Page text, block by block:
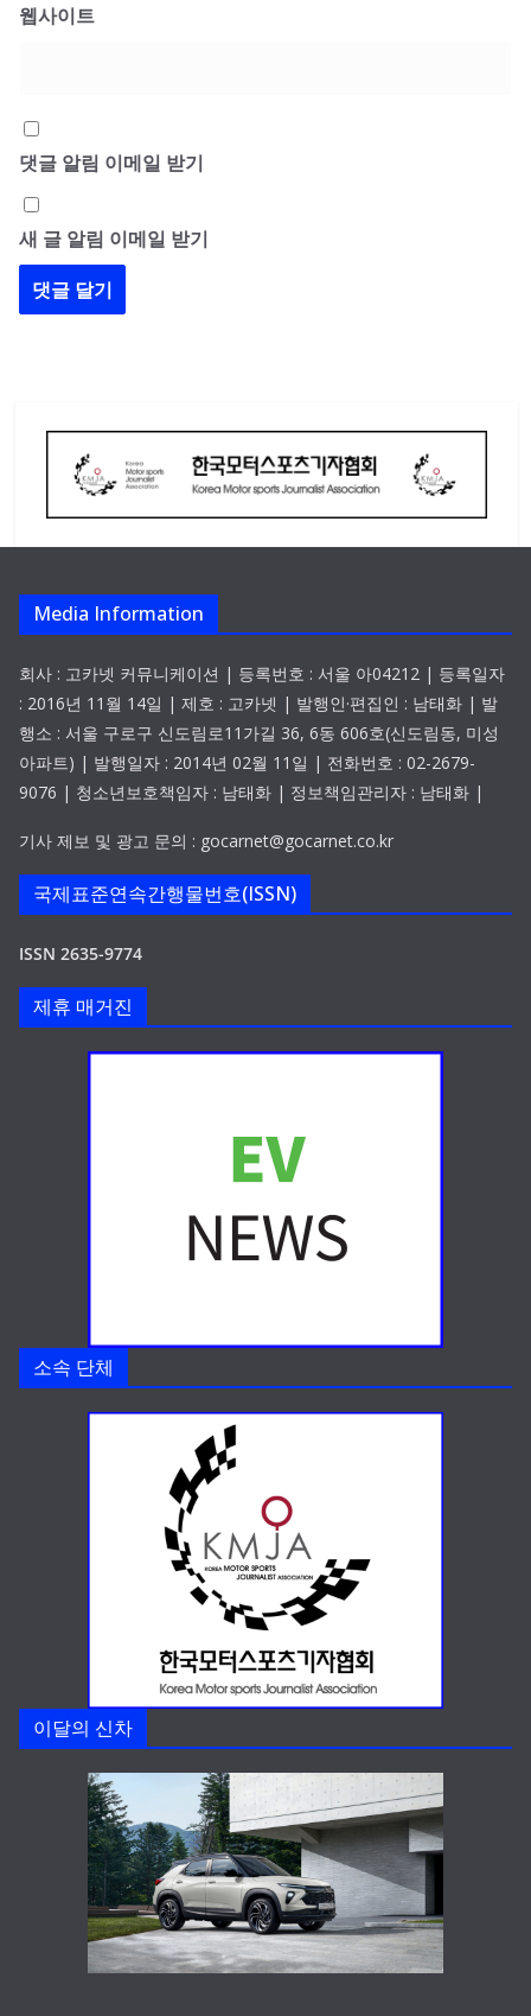
웹사이트
댓글 알림 이메일 받기
새 글 알림 이메일 받기
Media Information
회사 : 고카넷 커뮤니케이션 | 등록번호 : 서울 아04212 | 등록일자
: 2016년 11월 14일 | 제호 : 고카넷 | 발행인·편집인 : 남태화 | 발
행소 : 서울 구로구 신도림로11가길 36, 6동 606호(신도림동, 미성
아파트) | 발행일자 : 2014년 02월 11일 | 전화번호 : 02-2679-
9076 | 청소년보호책임자 : 남태화 | 정보책임관리자 : 남태화 |
기사 제보 및 광고 문의 : gocarnet@gocarnet.co.kr
국제표준연속간행물번호(ISSN)
ISSN 2635-9774
제휴 매거진
소속 단체
이달의 신차